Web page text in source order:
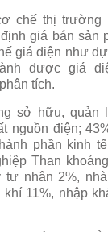
chế thị
giá bán sản
giá điện như
được giá
tích.
sở hữu, quản
nguồn điện;
phần kinh
Than
tư nhân 2%,
11%, nhập